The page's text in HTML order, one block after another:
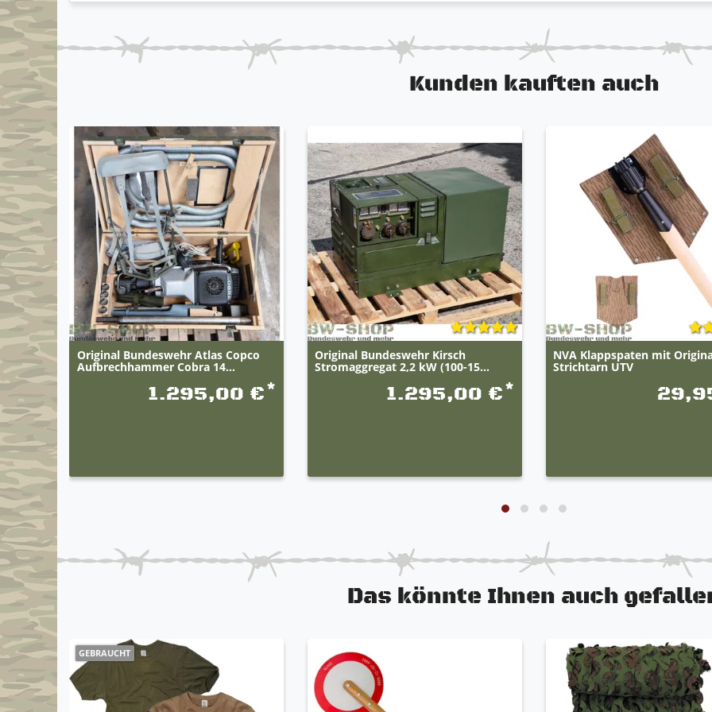
Kunden kauften auch
Original Bundeswehr Atlas Copco
Aufbrechhammer Cobra 14...
1.295,00 €*
Original Bundeswehr Kirsch
Stromaggregat 2,2 kW (100-15...
1.295,00 €*
NVA Klappspaten mit
Strichtarn UTV
Das könnte Ihnen auch
GEBRAUCHT